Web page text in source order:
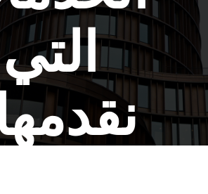
التي